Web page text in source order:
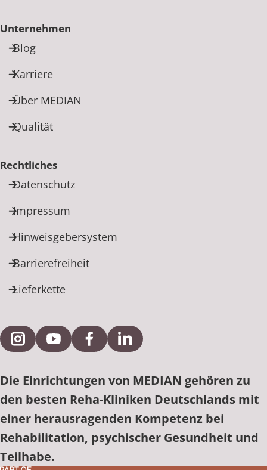
Unternehmen
Blog
Karriere
Über MEDIAN
Qualität
Rechtliches
Datenschutz
Impressum
Hinweisgebersystem
Barrierefreiheit
Lieferkette
Externe Verlinkung zu Instagram
Externe Verlinkung zu YouTube
Externe Verlinkung zu Facebook
Externe Verlinkung zu
Die Einrichtungen von MEDIAN gehören zu
den besten Reha-Kliniken Deutschlands mit
einer herausragenden Kompetenz bei
Rehabilitation, psychischer Gesundheit und
Teilhabe.